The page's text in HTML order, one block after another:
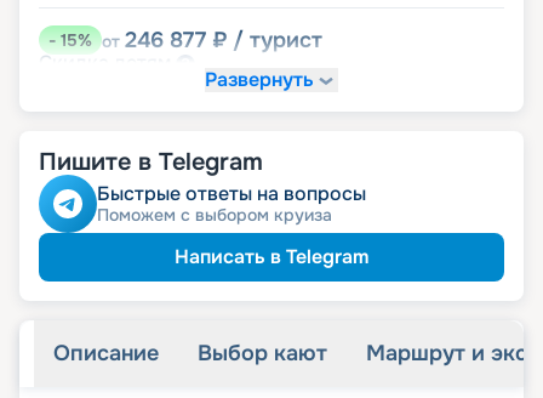
-15% от 246 877 ₽ / турист
Скидка
Скидка
пенсионерам
Скидка сотрудникам силовых
Скидкаветеранам
Скидка многодетнымсемьям
Развернуть
Пишите в Telegram
Быстрые ответы на вопросы
Поможем с выбором круиза
Написать в Telegram
Описание Выбор кают Маршрут и